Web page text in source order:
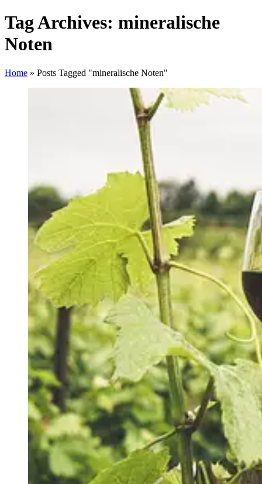
Tag Archives: mineralische
Noten
Home » Posts Tagged "mineralische Noten"